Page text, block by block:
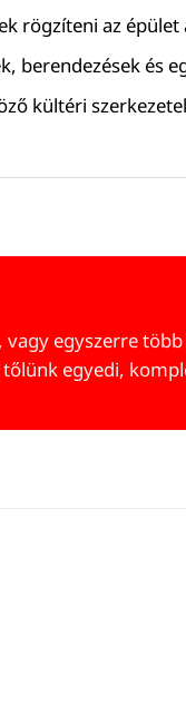
rögzíteni az
berendezések és
kültéri
egyszerre
egyedi,